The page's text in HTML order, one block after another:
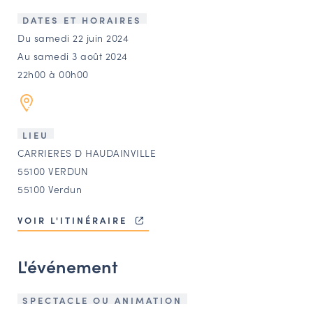
CONTACT
Agenda
Annuaire
Ressources
OFFRES D’EMPLOI ET DE STAGE
OUTILS EN LIGNE
Espace acteurs
DATES ET HORAIRES
Du samedi 22 juin 2024
Au samedi 3 août 2024
22h00 à 00h00
LIEU
CARRIERES D HAUDAINVILLE
55100 VERDUN
55100 Verdun
VOIR L'ITINÉRAIRE
L'événement
SPECTACLE OU ANIMATION